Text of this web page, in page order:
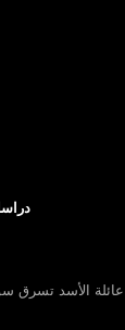
عائلة الأسد تسرق